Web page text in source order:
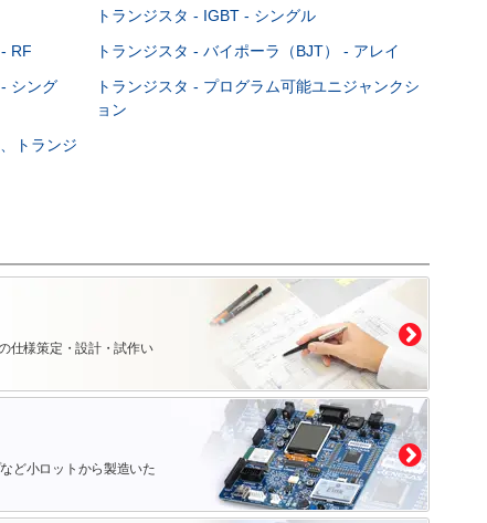
トランジスタ - IGBT - シングル
RF
トランジスタ - バイポーラ（BJT） - アレイ
シング
トランジスタ - プログラム可能ユニジャンクシ
ョン
トランジ
仕様策定・設計・試作い
ど小ロットから製造いた